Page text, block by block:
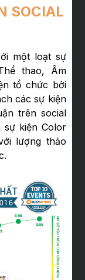
SOCIAL
một loạt sự
thao, Âm
tổ chức bởi
các sự kiện
trên social
sự kiện Color
lượng thảo